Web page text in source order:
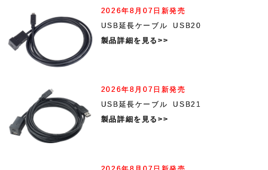
2026年8月07日新発売
USB延長ケーブル USB20
製品詳細を見る>>
2026年8月07日新発売
USB延長ケーブル USB21
製品詳細を見る>>